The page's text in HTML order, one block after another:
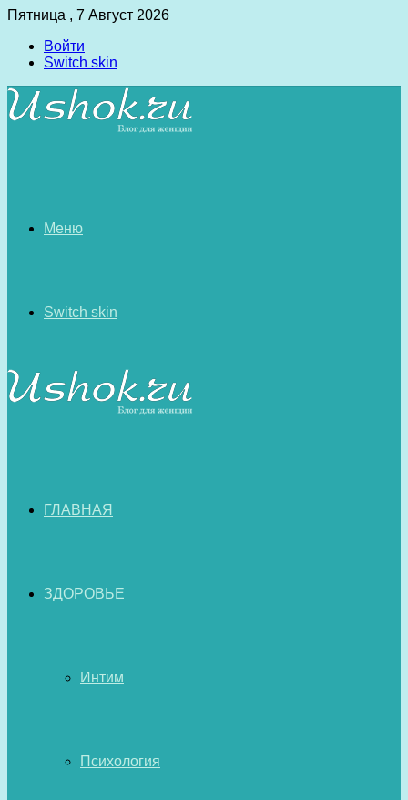
Пятница , 7 Август 2026
Войти
Switch skin
Меню
Switch skin
ГЛАВНАЯ
ЗДОРОВЬЕ
Интим
Психология